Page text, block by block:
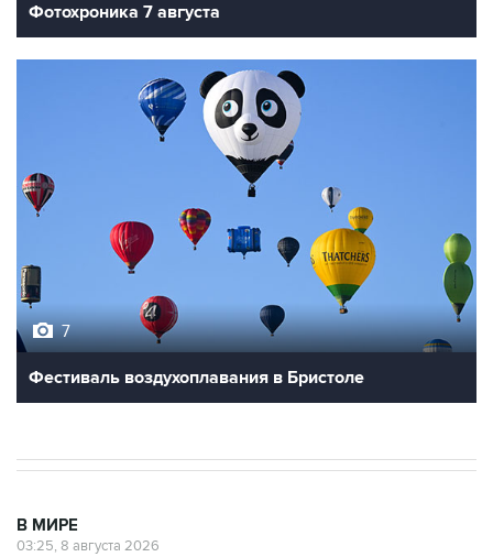
Фотохроника 7 августа
7
Фестиваль воздухоплавания в Бристоле
В МИРЕ
03:25, 8 августа 2026